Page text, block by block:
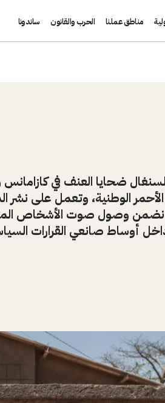
مناطق عملنا الحرب والقانون ساندونا
ضحايا العنف في
الوطنية، وتعمل على نشر
وصول صوت الأشخاص
أوساط صانعي القرارات